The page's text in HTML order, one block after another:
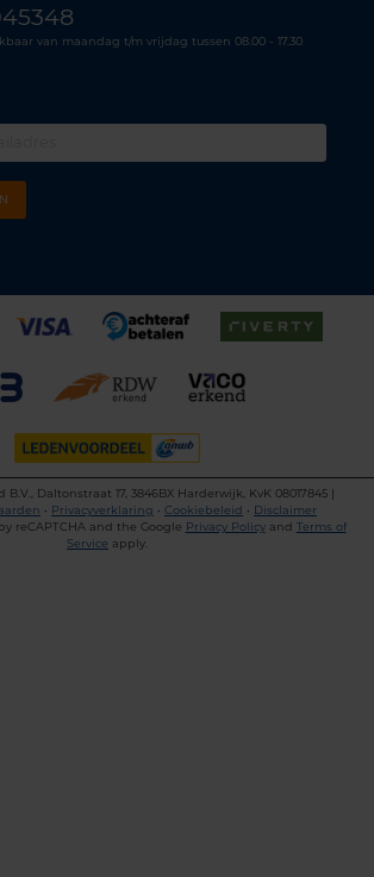
van maandag t/m vrijdag tussen 08.00 - 17.30
Daltonstraat 17, 3846BX Harderwijk, KvK 08017845 |
• Privacyverklaring • Cookiebeleid • Disclaimer
reCAPTCHA and the Google Privacy Policyand Terms of
Service apply.